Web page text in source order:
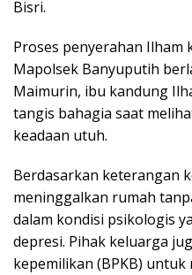
Bisri.
Proses penyerahan Ilham
Mapolsek Banyuputih
Maimurin, ibu kandung
tangis bahagia saat
keadaan utuh.
Berdasarkan keterangan
meninggalkan rumah
dalam kondisi psikologis
depresi. Pihak keluarga
kepemilikan (BPKB)